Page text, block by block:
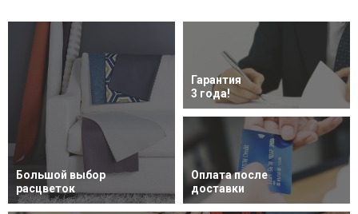
Большой выбор
расцветок
Гарантия
3 года!
Оплата после
доставки